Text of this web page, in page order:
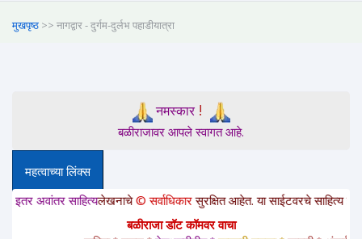
मुखपृष्ठ >> नागद्वार - दुर्गम-दुर्लभ पहाडीयात्रा
नमस्कार!
बळीराजावर आपले स्वागत आहे.
महत्वाच्या लिंक्स
लेखनाचे© सर्वाधिकारसुरक्षित आहेत. या साईटवरचे साहित्य इतरांना पाठवायचे
बळीराजा डॉट कॉमवर वाचा